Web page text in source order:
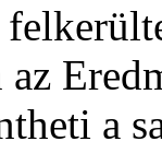
az
a